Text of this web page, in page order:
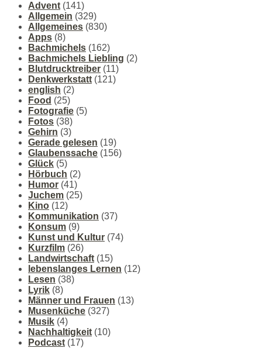
Advent (141)
Allgemein (329)
Allgemeines (830)
Apps (8)
Bachmichels (162)
Bachmichels Liebling (2)
Blutdrucktreiber (11)
Denkwerkstatt (121)
english (2)
Food (25)
Fotografie (5)
Fotos (38)
Gehirn (3)
Gerade gelesen (19)
Glaubenssache (156)
Glück (5)
Hörbuch (2)
Humor (41)
Juchem (25)
Kino (12)
Kommunikation (37)
Konsum (9)
Kunst und Kultur (74)
Kurzfilm (26)
Landwirtschaft (15)
lebenslanges Lernen (12)
Lesen (38)
Lyrik (8)
Männer und Frauen (13)
Musenküche (327)
Musik (4)
Nachhaltigkeit (10)
Podcast (17)